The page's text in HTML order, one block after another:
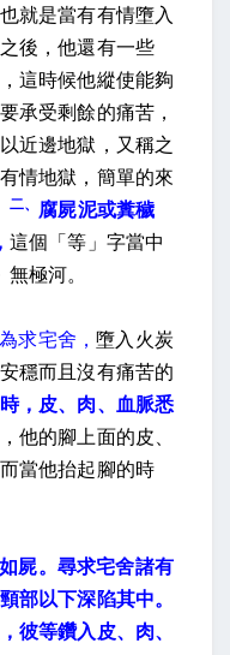
就是當有有情墮入
後，他還有一些
這時候他縱使能夠
承受剩餘的痛苦，
近邊地獄，又稱之
情地獄，簡單的來
二、 腐屍泥或糞穢
這個「等」字當中
無極河。
求宅舍，墮入火炭
穩而且沒有痛苦的
，皮、肉、血脈悉
他的腳上面的皮、
當他抬起腳的時
屍。尋求宅舍諸有
部以下深陷其中。
彼等鑽入皮、肉、